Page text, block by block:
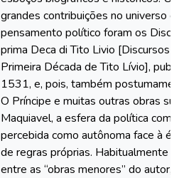
grandes contribuições no universo
pensamento político foram os
prima Deca di Tito Livio [Discursos
Primeira Década de Tito Lívio],
1531, e, pois, também
O Príncipe e muitas outras obras
Maquiavel, a esfera da política
percebida como autônoma face à
de regras próprias. Habitualmente
entre as “obras menores” do autor,